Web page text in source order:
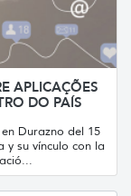
APLICAÇÕES
DO PAÍS
Durazno del 15
su vínculo con la